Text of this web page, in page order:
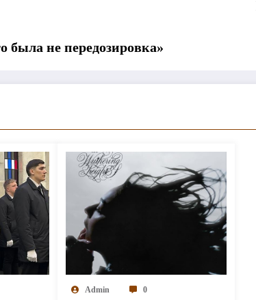
была не передозировка»
Admin 0